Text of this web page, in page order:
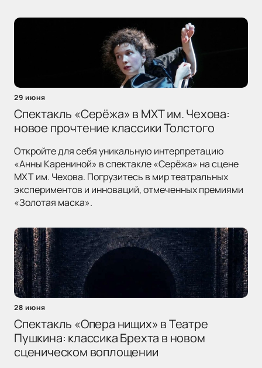
29 июня
Спектакль «Серёжа» в МХТ им. Чехова:
новое прочтение классики Толстого
Откройте для себя уникальную интерпретацию
«Анны Карениной» в спектакле «Серёжа» на сцене
МХТ им. Чехова. Погрузитесь в мир театральных
экспериментов и инноваций, отмеченных премиями
«Золотая маска».
28 июня
Спектакль «Опера нищих» в Театре
Пушкина: классика Брехта в новом
сценическом воплощении